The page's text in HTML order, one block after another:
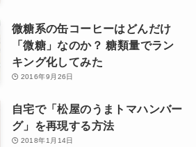
微糖系の缶コーヒーはどんだけ
「微糖」なのか？ 糖類量でラン
キング化してみた
2016年9月26日
自宅で「松屋のうまトマハンバー
グ」を再現する方法
2018年1月14日